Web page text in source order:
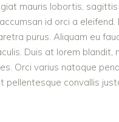
mauris lobortis,
id orci a
purus. Aliquam eu
Duis at lorem
Orci varius natoque
pellentesque convallis